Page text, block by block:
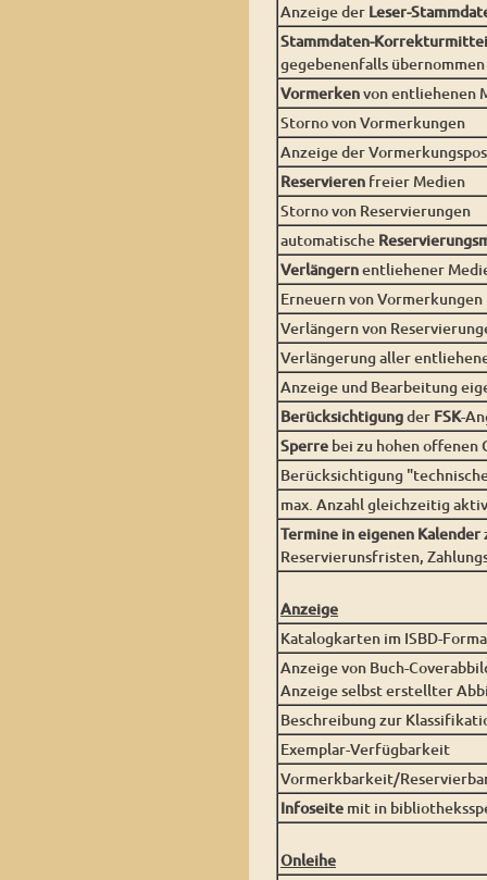
Anzeige der Leser-
Stammdaten-
gegebenenfalls
Vormerkenvon entliehenen
Storno von Vormerkungen
Anzeige der
Reservieren freier Medien
Storno von Reservierungen
automatische
Verlängernentliehener
Erneuern von
Verlängern von
Verlängerung aller
Anzeige und Bearbeitung
Berücksichtigungder FSK-
Sperre bei zu hohen offenen
Berücksichtigung
max. Anzahl gleichzeitig
Termine in eigenen Kalender
Reservierunsfristen,
Anzeige
Katalogkarten im ISBD-
Anzeige von Buch-
Anzeige selbst erstellter
Beschreibung zur
Exemplar-Verfügbarkeit
Vormerkbarkeit/
Infoseite mit in
Onleihe